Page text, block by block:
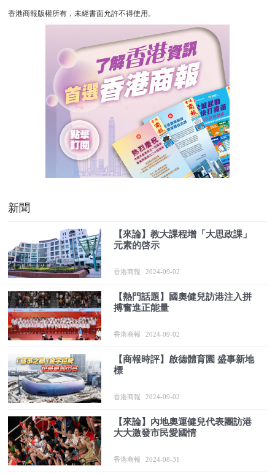
香港商報版權所有，未經書面允許不得使用。
新聞
【來論】教大課程增「大思政課」
元素的啓示
香港商報 2024-09-02
【熱門話題】國奧健兒訪港注入拼
搏奮進正能量
香港商報 2024-09-02
【商報時評】啟德體育園 盛事新地
標
香港商報 2024-09-02
【來論】內地奧運健兒代表團訪港
大大激發市民愛國情
香港商報 2024-08-31